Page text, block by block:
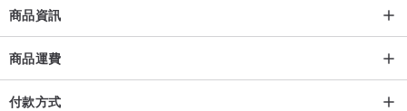
商品資訊
商品運費
付款方式